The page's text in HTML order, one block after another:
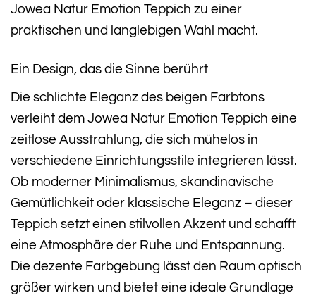
Jowea Natur Emotion Teppich zu einer
praktischen und langlebigen Wahl macht.
Ein Design, das die Sinne berührt
Die schlichte Eleganz des beigen Farbtons
verleiht dem Jowea Natur Emotion Teppich eine
zeitlose Ausstrahlung, die sich mühelos in
verschiedene Einrichtungsstile integrieren lässt.
Ob moderner Minimalismus, skandinavische
Gemütlichkeit oder klassische Eleganz – dieser
Teppich setzt einen stilvollen Akzent und schafft
eine Atmosphäre der Ruhe und Entspannung.
Die dezente Farbgebung lässt den Raum optisch
größer wirken und bietet eine ideale Grundlage